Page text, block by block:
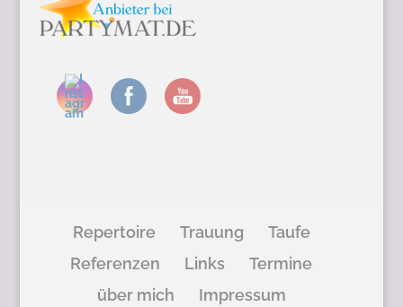
Repertoire Trauung
Taufe
Referenzen
Links
Termine
über mich
Impressum